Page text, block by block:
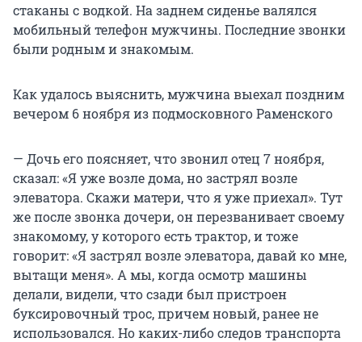
стаканы с водкой. На заднем сиденье валялся
мобильный телефон мужчины. Последние звонки
были родным и знакомым.
Как удалось выяснить, мужчина выехал поздним
вечером 6 ноября из подмосковного Раменского
— Дочь его поясняет, что звонил отец 7 ноября,
сказал: «Я уже возле дома, но застрял возле
элеватора. Скажи матери, что я уже приехал». Тут
же после звонка дочери, он перезванивает своему
знакомому, у которого есть трактор, и тоже
говорит: «Я застрял возле элеватора, давай ко мне,
вытащи меня». А мы, когда осмотр машины
делали, видели, что сзади был пристроен
буксировочный трос, причем новый, ранее не
использовался. Но каких-либо следов транспорта